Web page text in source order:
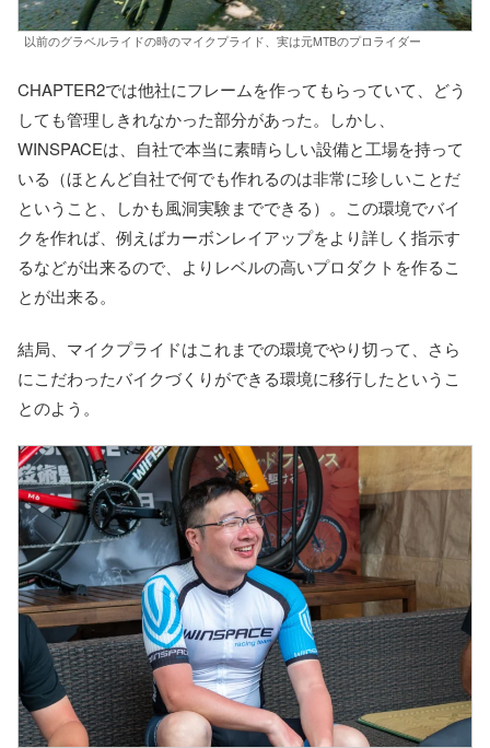
以前のグラベルライドの時のマイクプライド、実は元MTBのプロライダー
CHAPTER2では他社にフレームを作ってもらっていて、どう
しても管理しきれなかった部分があった。しかし、
WINSPACEは、自社で本当に素晴らしい設備と工場を持って
いる（ほとんど自社で何でも作れるのは非常に珍しいことだ
ということ、しかも風洞実験までできる）。この環境でバイ
クを作れば、例えばカーボンレイアップをより詳しく指示す
るなどが出来るので、よりレベルの高いプロダクトを作るこ
とが出来る。
結局、マイクプライドはこれまでの環境でやり切って、さら
にこだわったバイクづくりができる環境に移行したというこ
とのよう。